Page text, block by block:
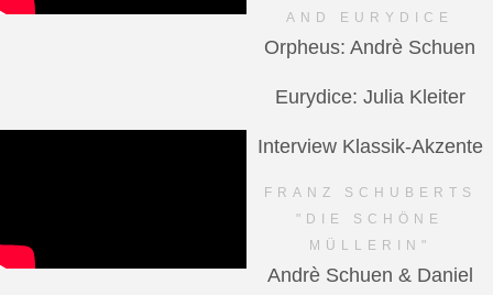
AND EURYDICE
Orpheus: Andrè Schuen
Eurydice: Julia Kleiter
Interview Klassik-Akzente
FRANZ SCHUBERTS
"DIE SCHÖNE
MÜLLERIN"
Andrè Schuen & Daniel